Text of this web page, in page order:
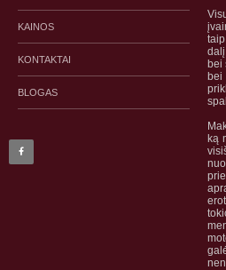
KAINOS
KONTAKTAI
BLOGAS
bei
bei
ką